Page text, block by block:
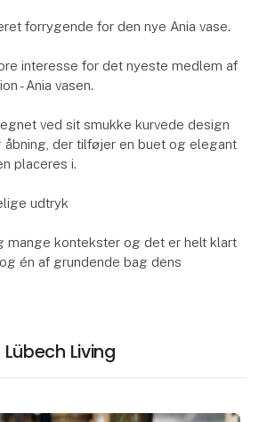
forrygende for den nye Ania vase.
interesse for det nyeste medlem af
- Ania vasen.
ved sit smukke kurvede design
åbning, der tilføjer en buet og elegant
placeres i.
udtryk
mange kontekster og det er helt klart
én af grundende bag dens
Living